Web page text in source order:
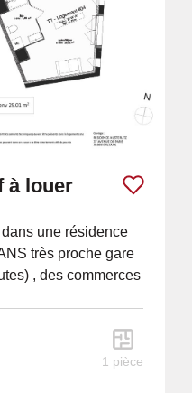
à louer
une résidence
très proche gare
, des commerces
5 par...
1 pièce